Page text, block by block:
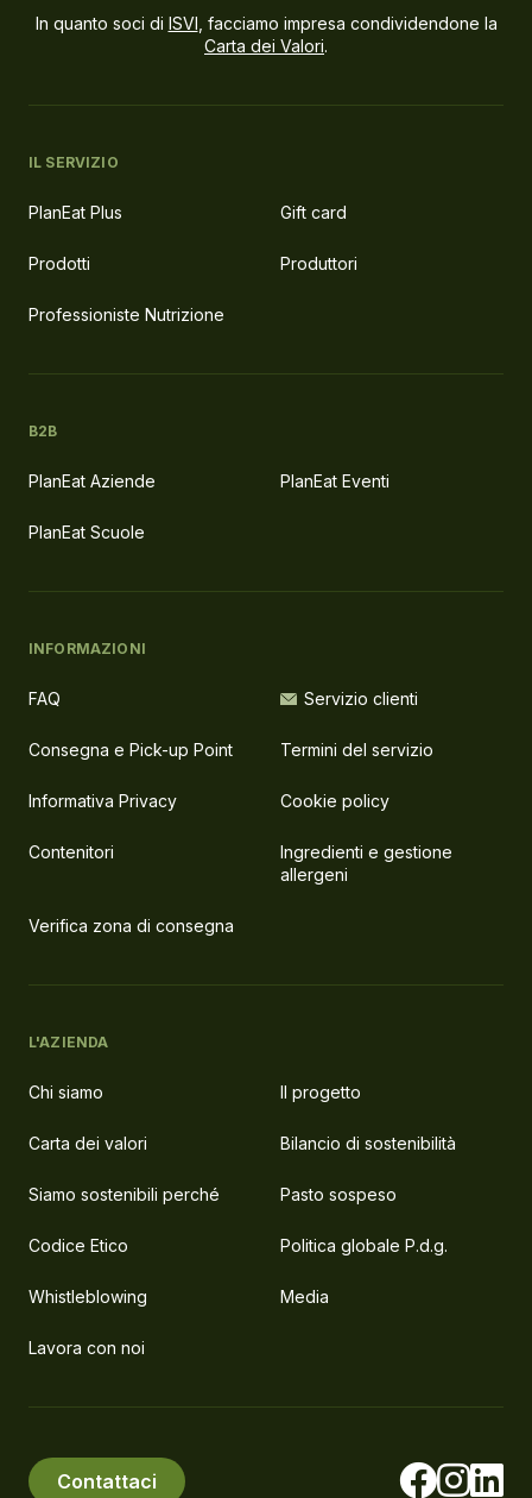
In quanto soci di ISVI , facciamo impresa condividendone la
Carta dei Valori.
IL SERVIZIO
PlanEat Plus Gift card
Prodotti Produttori
Professioniste Nutrizione
B2B
PlanEat Aziende PlanEat Eventi
PlanEat Scuole
INFORMAZIONI
FAQ Servizio clienti
Consegna e Pick-up Point Termini del servizio
Informativa Privacy Cookie policy
Contenitori
Ingredienti e gestione
allergeni
Verifica zona di consegna
L'AZIENDA
Chi siamo Il progetto
Carta dei valori Bilancio di sostenibilità
Siamo sostenibili perché Pasto sospeso
Codice Etico Politica globale P.d.g.
Whistleblowing Media
Lavora con noi
Contattaci